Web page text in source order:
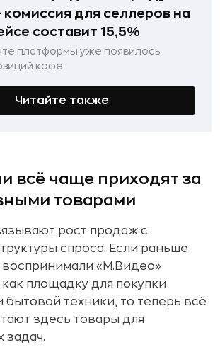
для селлеров на
составит 15,5%
платформы уже появилось
кофе
Читайте также
всё чаще приходят за
товарами
рост продаж с
спроса. Если раньше
воспринимали «М.Видео»
площадку для покупки
бытовой техники, то теперь всё
здесь товары для
задач.